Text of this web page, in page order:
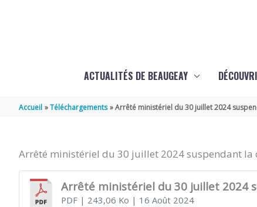
ACTUALITÉS DE BEAUGEAY
Accueil Téléchargements Arrêté ministériel du 30 juillet 2024
Arrêté ministériel du 30 juillet 2024 suspendant la
Arrêté ministériel du 30 juillet 2024
PDF| 243,06 Ko | 16 Août 2024